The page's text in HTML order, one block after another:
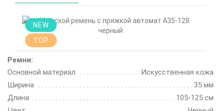
Контакты
0
NEW
TOP
Ремни:
Основной материал
Искусственная кожа
Ширина
35 мм
Длина
105-125 см